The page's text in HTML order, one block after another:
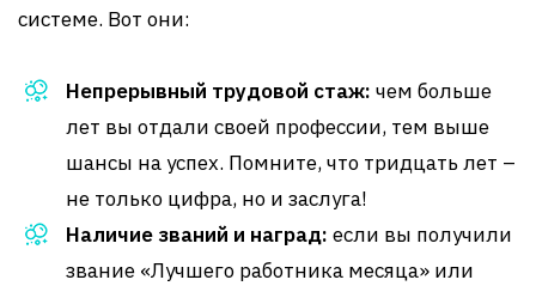
системе. Вот они:
Непрерывный трудовой стаж: чем больше
лет вы отдали своей профессии, тем выше
шансы на успех. Помните, что тридцать лет –
не только цифра, но и заслуга!
Наличие званий и наград: если вы получили
звание «Лучшего работника месяца» или